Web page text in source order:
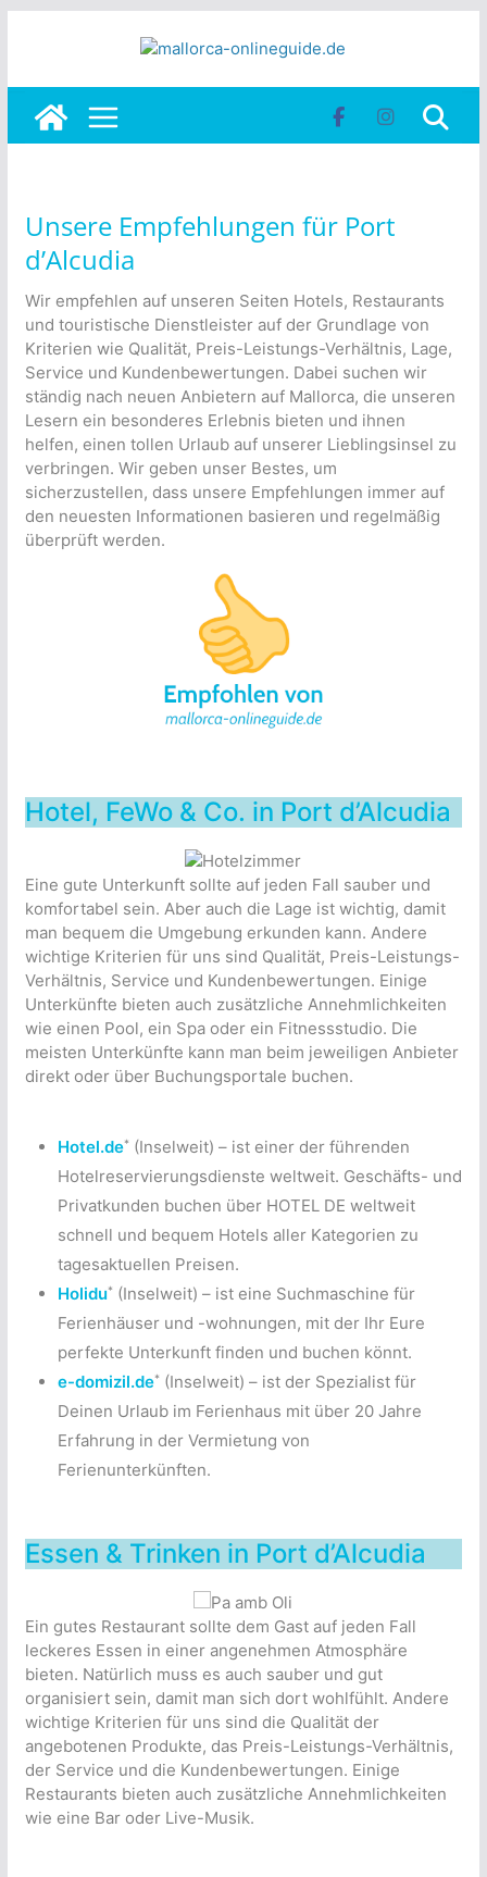
Unsere Empfehlungen für Port
d’Alcudia
Wir empfehlen auf unseren Seiten Hotels, Restaurants
und touristische Dienstleister auf der Grundlage von
Kriterien wie Qualität, Preis-Leistungs-Verhältnis, Lage,
Service und Kundenbewertungen. Dabei suchen wir
ständig nach neuen Anbietern auf Mallorca, die unseren
Lesern ein besonderes Erlebnis bieten und ihnen
helfen, einen tollen Urlaub auf unserer Lieblingsinsel zu
verbringen. Wir geben unser Bestes, um
sicherzustellen, dass unsere Empfehlungen immer auf
den neuesten Informationen basieren und regelmäßig
überprüft werden.
Hotel, FeWo & Co. in Port d’Alcudia
Eine gute Unterkunft sollte auf jeden Fall sauber und
komfortabel sein. Aber auch die Lage ist wichtig, damit
man bequem die Umgebung erkunden kann. Andere
wichtige Kriterien für uns sind Qualität, Preis-Leistungs-
Verhältnis, Service und Kundenbewertungen. Einige
Unterkünfte bieten auch zusätzliche Annehmlichkeiten
wie einen Pool, ein Spa oder ein Fitnessstudio. Die
meisten Unterkünfte kann man beim jeweiligen Anbieter
direkt oder über Buchungsportale buchen.
Hotel.de*(Inselweit) – ist einer der führenden
Hotelreservierungsdienste weltweit. Geschäfts- und
Privatkunden buchen über HOTEL DE weltweit
schnell und bequem Hotels aller Kategorien zu
tagesaktuellen Preisen.
Holidu*(Inselweit) – ist eine Suchmaschine für
Ferienhäuser und -wohnungen, mit der Ihr Eure
perfekte Unterkunft finden und buchen könnt.
e-domizil.de*(Inselweit) – ist der Spezialist für
Deinen Urlaub im Ferienhaus mit über 20 Jahre
Erfahrung in der Vermietung von
Ferienunterkünften.
Essen & Trinken in Port d’Alcudia
Ein gutes Restaurant sollte dem Gast auf jeden Fall
leckeres Essen in einer angenehmen Atmosphäre
bieten. Natürlich muss es auch sauber und gut
organisiert sein, damit man sich dort wohlfühlt. Andere
wichtige Kriterien für uns sind die Qualität der
angebotenen Produkte, das Preis-Leistungs-Verhältnis,
der Service und die Kundenbewertungen. Einige
Restaurants bieten auch zusätzliche Annehmlichkeiten
wie eine Bar oder Live-Musik.